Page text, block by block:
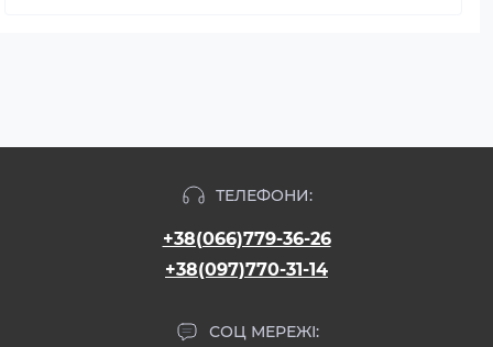
ТЕЛЕФОНИ:
+38(066)779-36-26
+38(097)770-31-14
СОЦ МЕРЕЖІ: